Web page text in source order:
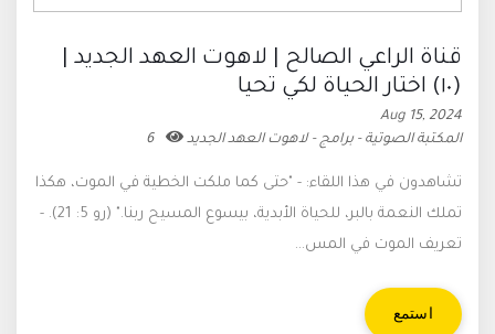
قناة الراعي الصالح | لاهوت العهد الجديد |
(١٠) اختار الحياة لكي تحيا
Aug 15, 2024
المكتبة الصوتية - برامج - لاهوت العهد الجديد
6
تشاهدون في هذا اللقاء: - "حتى كما ملكت الخطية في الموت، هكذا
تملك النعمة بالبر، للحياة الأبدية، بيسوع المسيح ربنا." (رو 5: 21). -
تعريف الموت في المس...
استمع